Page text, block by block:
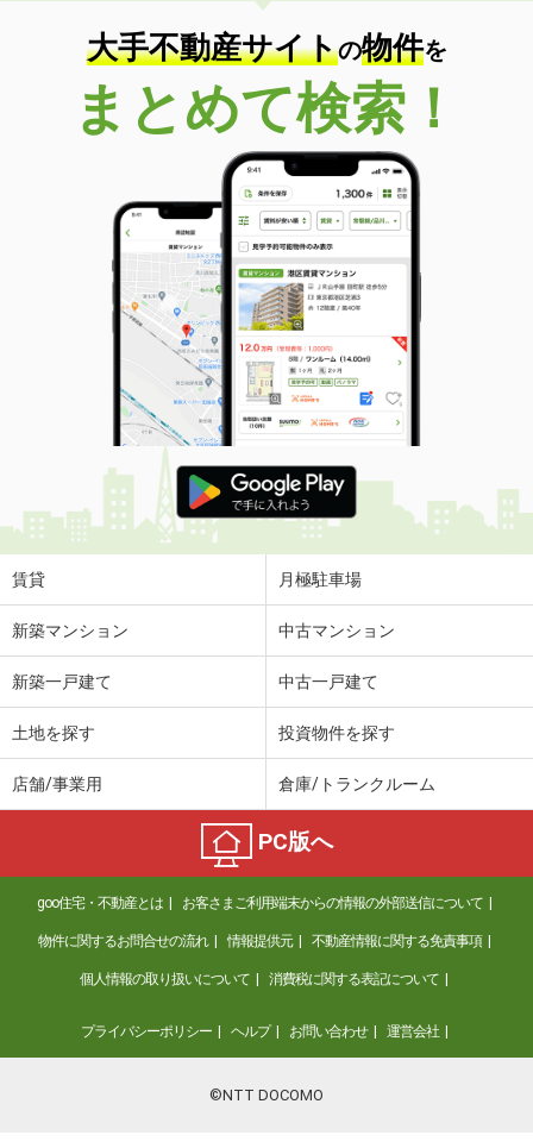
大手不動産サイトの物件を
まとめて検索！
賃貸 月極駐車場
新築マンション 中古マンション
新築一戸建て 中古一戸建て
土地を探す 投資物件を探す
店舗/事業用 倉庫/トランクルーム
PC版へ
goo住宅・不動産とは お客さまご利用端末からの情報の外部送信について
物件に関するお問合せの流れ 情報提供元 不動産情報に関する免責事項
個人情報の取り扱いについて 消費税に関する表記について
プライバシーポリシー ヘルプ お問い合わせ 運営会社
©NTT DOCOMO